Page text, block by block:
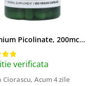
Chromium Picolinate, 200mcg, Swanson, 100 capsule SW922
verificata
Ciorascu, Acum 4 zile